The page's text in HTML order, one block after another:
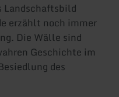
Landschaftsbild
erzählt noch immer
Die Wälle sind
Geschichte im
des